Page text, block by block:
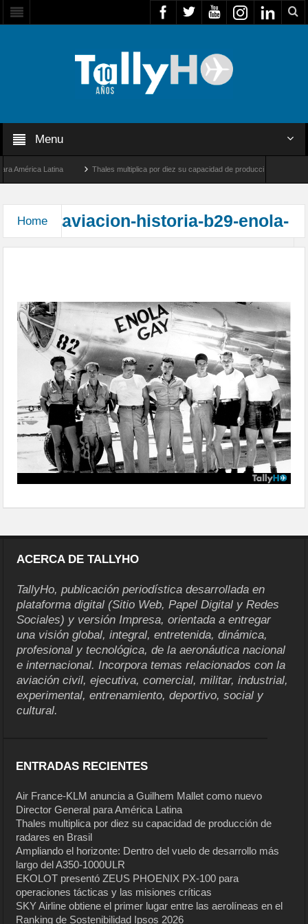
Menu
América Latina Thales multiplica por diez su capacidad de producción de radares
Home aviacion-historia-b29-enola-
gay2
ACERCA DE TALLYHO
TallyHo, publicación periodística desarrollada en
plataforma digital (Sitio Web, Papel Digital y Redes
Sociales) y versión Impresa, orientada a entregar
una visión global, integral, entretenida, dinámica,
profesional y tecnológica, de la aeronáutica nacional
e internacional. Incorpora temas relacionados con la
aviación civil, ejecutiva, comercial, militar, industrial,
experimental, entrenamiento, deportivo, social y
cultural.
ENTRADAS RECIENTES
Air France-KLM anuncia a Guilhem Mallet como nuevo
Director General para América Latina
Thales multiplica por diez su capacidad de producción de
radares en Brasil
Ampliando el horizonte: Dentro del vuelo de desarrollo más
largo del A350-1000ULR
EKOLOT presentó ZEUS PHOENIX PX-100 para
operaciones tácticas y las misiones críticas
SKY Airline obtiene el primer lugar entre las aerolíneas en el
Ranking de Sostenibilidad Ipsos 2026